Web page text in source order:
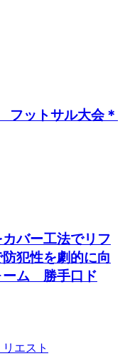
フットサル大会＊
カバー工法でリフ
犯性を劇的に向
ム 勝手口ド